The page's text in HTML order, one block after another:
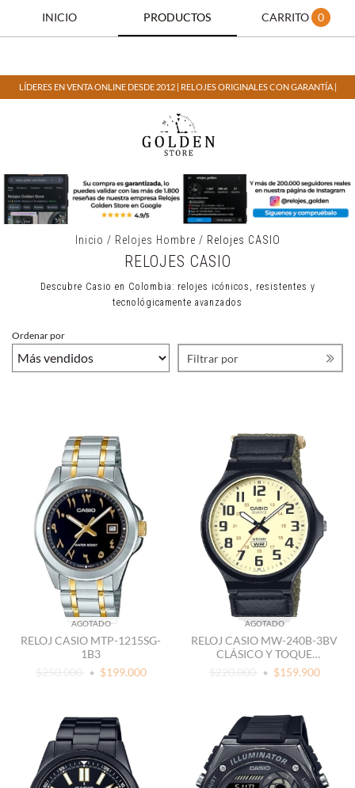
INICIO PRODUCTOS CARRITO 0
LÍDERES EN VENTA ONLINE DESDE 2012 | RELOJES ORIGINALES CON GARANTÍA |
Inicio / Relojes Hombre / Relojes CASIO
RELOJES CASIO
Descubre Casio en Colombia: relojes icónicos, resistentes y
tecnológicamente avanzados
Ordenar por
Filtrar por
AGOTADO
RELOJ CASIO MTP-1215SG-
1B3
$250.000
$199.000
AGOTADO
RELOJ CASIO MW-240B-3BV
CLÁSICO Y TOQUE
AVENTURERO
$220.000 $159.900